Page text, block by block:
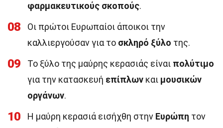
φαρμακευτικούς σκοπούς.
08
Οι πρώτοι Ευρωπαίοι άποικοι την
καλλιεργούσαν για το σκληρό ξύλο της.
09 Το ξύλο της μαύρης κερασιάς είναι πολύτιμο
για την κατασκευή επίπλων και μουσικών
οργάνων.
10 Η μαύρη κερασιά εισήχθη στην Ευρώπη τον